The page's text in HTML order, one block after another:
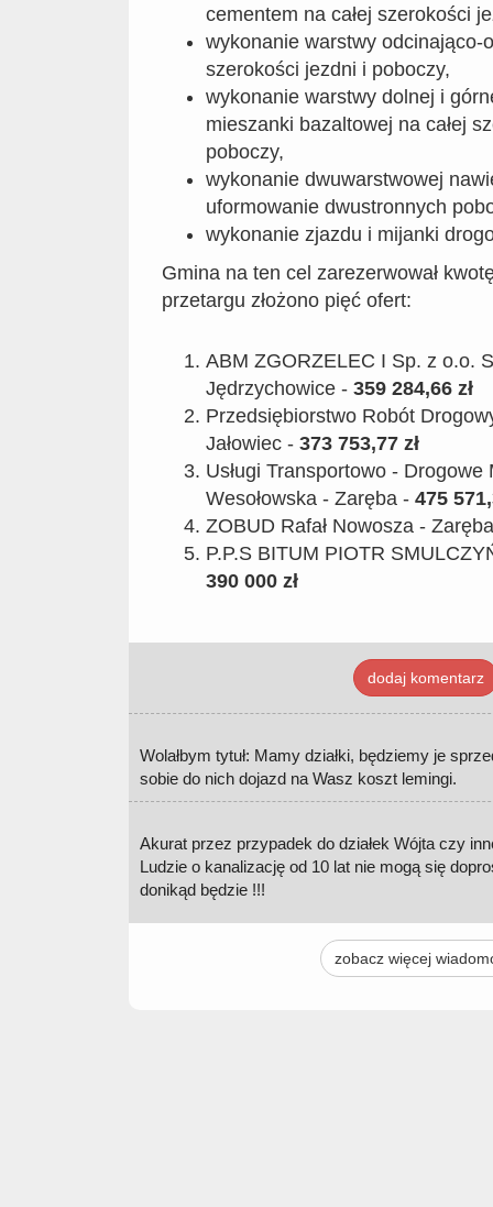
cementem na całej szerokości
wykonanie warstwy odcinająco-
szerokości jezdni i poboczy,
wykonanie warstwy dolnej i
mieszanki bazaltowej na całej
poboczy,
wykonanie dwuwarstwowej
uformowanie dwustronnych
wykonanie zjazdu i mijanki
Gmina na ten cel zarezerwował
przetargu złożono pięć ofert:
ABM ZGORZELEC I Sp. z o.o.
Jędrzychowice - 359 284,66 zł
Przedsiębiorstwo Robót
Jałowiec - 373 753,77 zł
Usługi Transportowo - Drogowe
Wesołowska - Zaręba - 475
ZOBUD Rafał Nowosza -
P.P.S BITUM PIOTR
390 000 zł
dodaj komentarz
Wolałbym tytuł: Mamy działki, będziemy je
sobie do nich dojazd na Wasz koszt lemingi.
Akurat przez przypadek do działek Wójta czy
Ludzie o kanalizację od 10 lat nie mogą się
donikąd będzie !!!
zobacz więcej